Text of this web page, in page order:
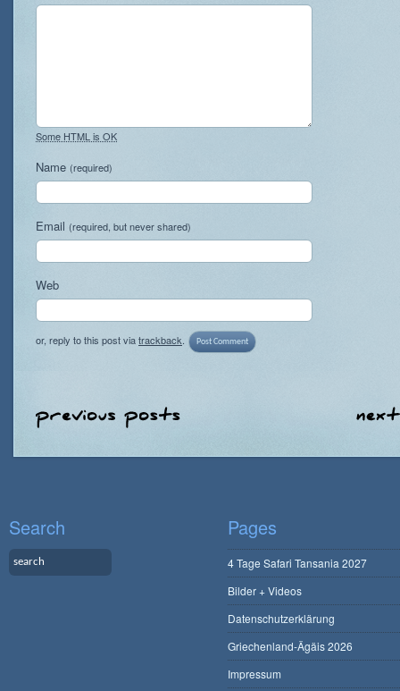
Some HTML is OK
Name (required)
Email (required, but never shared)
Web
or, reply to this post viatrackback
Search Pages
4 Tage Safari Tansania 2027
Bilder + Videos
Datenschutzerklärung
Griechenland-Ägäis 2026
Impressum